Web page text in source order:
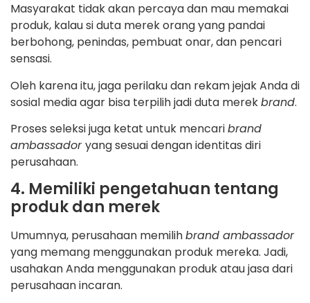
Masyarakat tidak akan percaya dan mau memakai
produk, kalau si duta merek orang yang pandai
berbohong, penindas, pembuat onar, dan pencari
sensasi.
Oleh karena itu, jaga perilaku dan rekam jejak Anda di
sosial media agar bisa terpilih jadi duta merekbrand.
Proses seleksi juga ketat untuk mencaribrand
ambassadoryang sesuai dengan identitas diri
perusahaan.
4. Memiliki pengetahuan tentang
produk dan merek
Umumnya, perusahaan memilihbrand ambassador
yang memang menggunakan produk mereka. Jadi,
usahakan Anda menggunakan produk atau jasa dari
perusahaan incaran.